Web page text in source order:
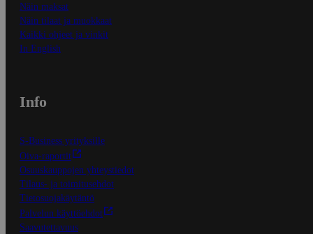
Näin maksat
Näin tilaat ja muokkaat
Kaikki ohjeet ja vinkit
In English
Info
S-Business yrityksille
Oiva-raportit
Osuuskauppojen yhteystiedot
Tilaus- ja toimitusehdot
Tietosuojakäytäntö
Palvelun käyttöehdot
Saavutettavuus